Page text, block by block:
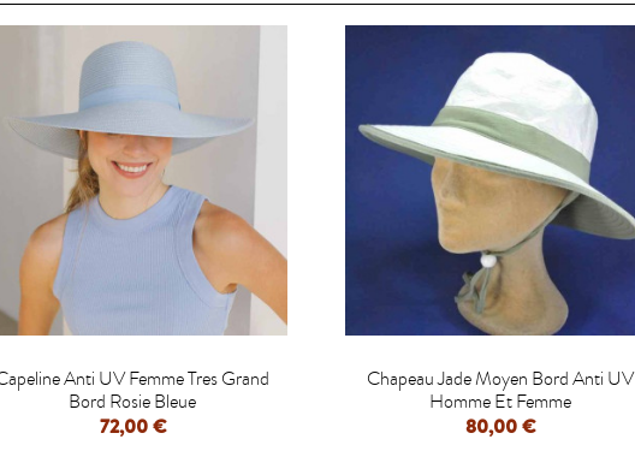
Anti UV Femme Tres Grand
Bord Rosie Bleue
72,00 €
Chapeau Jade Moyen Bord Anti UV
Homme Et Femme
80,00 €
APERÇU RAPIDE